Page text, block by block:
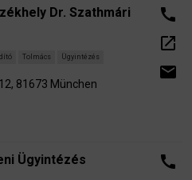
Dr. Szathmári
Tolmács Ügyintézés
81673 München
call
open_in_new
email
Ügyintézés
call